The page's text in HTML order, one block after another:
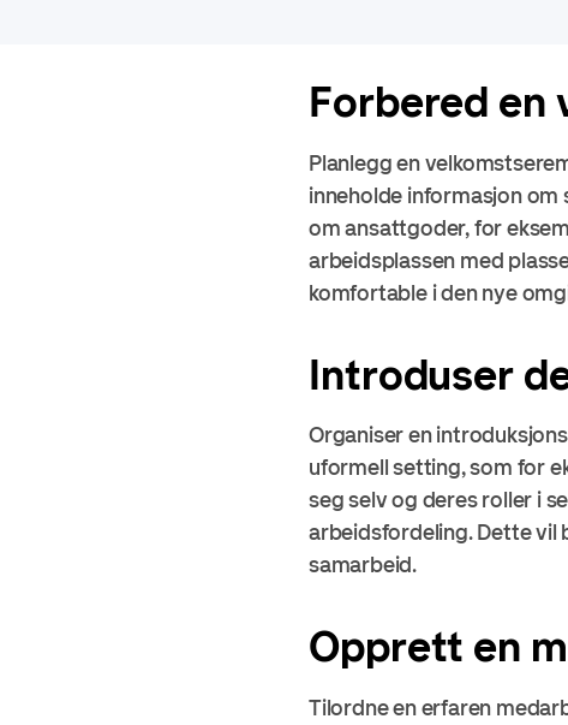
Forbered en
Planlegg en
inneholde informasjon
om ansattgoder, for
arbeidsplassen med
komfortable i den nye
Introduser
Organiser en
uformell setting, som for
seg selv og deres roller i
arbeidsfordeling. Dette vil
samarbeid.
Opprett en
Tilordne en erfaren